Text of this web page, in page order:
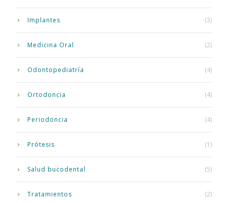
Implantes (3)
Medicina Oral (2)
Odontopediatría (4)
Ortodoncia (4)
Periodoncia (4)
Prótesis (1)
Salud bucodental (5)
Tratamientos (2)